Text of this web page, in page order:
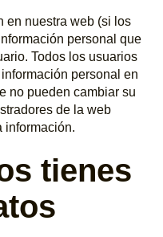
en nuestra web (si los
personal que
Todos los usuarios
personal en
no pueden cambiar su
de la web
información.
tienes